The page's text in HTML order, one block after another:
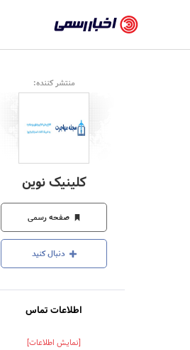
رسمی
-
اخبار
تایید
شرکت‌ها،
سازمان‌ها
و
روابط
عمومی‌ها
منتشر کننده:
کلینیک نوین
صفحه رسمی
دنبال کنید
اطلاعات تماس
[نمایش اطلاعات]